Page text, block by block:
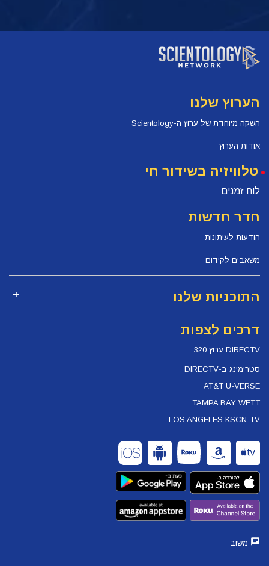
הערוץ שלנו
השקה מיוחדת של ערוץ ה-Scientology
אודות הערוץ
טלוויזיה בשידור חי
לוח זמנים
חדר חדשות
הודעות לעיתונות
משאבים לקידום
התוכניות שלנו
דרכים לצפות
DIRECTV ערוץ 320
סטרימינג ב-DIRECTV
AT&T U-VERSE
TAMPA BAY WFTT
LOS ANGELES KSCN-TV
משוב